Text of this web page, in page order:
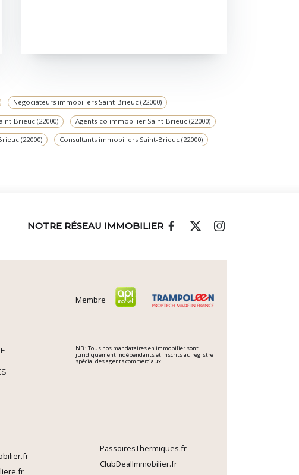
Négociateurs immobiliers Saint-Brieuc (22000)
Brieuc (22000) Agents-co immobilier Saint-Brieuc (22000)
(22000) Consultants immobiliers Saint-Brieuc (22000)
NOTRE RÉSEAU IMMOBILIER
Membre
NB : Tous nos mandataires en immobilier sont
juridiquement indépendants et inscrits au registre
spécial des agents commerciaux.
PassoiresThermiques.fr
ClubDealImmobilier.fr